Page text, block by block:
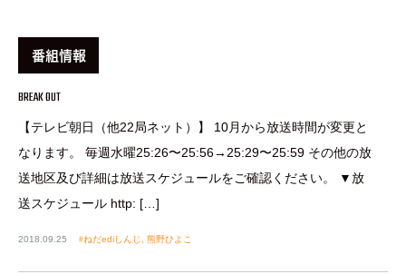
番組情報
BREAK OUT
【テレビ朝日（他22局ネット）】 10月から放送時間が変更と
なります。 毎週水曜25:26〜25:56→25:29〜25:59 その他の放
送地区及び詳細は放送スケジュールをご確認ください。 ▼放
送スケジュール http: […]
2018.09.25 ねだediしんじ 熊野ひよこ